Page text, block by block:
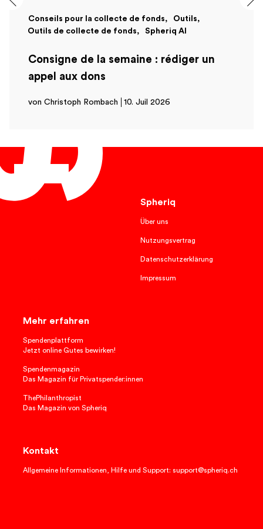
Conseils pour la collecte de fonds
Outils
Outils de collecte de fonds
Spheriq AI
Consigne de la semaine : rédiger un
appel aux dons
von Christoph Rombach 10. Juil 2026
Spheriq
Über uns
Nutzungsvertrag
Datenschutzerklärung
Impressum
Mehr erfahren
Spendenplattform
Jetzt online Gutes bewirken!
Spendenmagazin
Das Magazin für Privatspender:innen
ThePhilanthropist
Das Magazin von Spheriq
Kontakt
Allgemeine Informationen, Hilfe und Support: support@spheriq.ch